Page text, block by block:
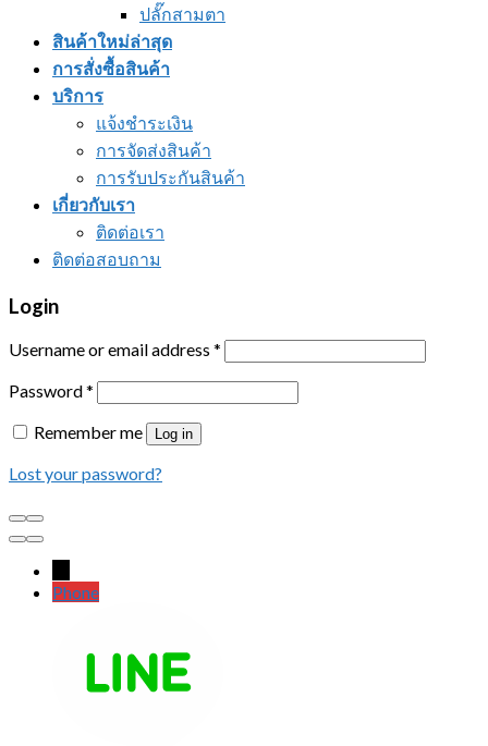
ปลั๊กสามตา
สินค้าใหม่ล่าสุด
การสั่งซื้อสินค้า
บริการ
แจ้งชำระเงิน
การจัดส่งสินค้า
การรับประกันสินค้า
เกี่ยวกับเรา
ติดต่อเรา
ติดต่อสอบถาม
Login
Username or email address *
Password*
Remember me
Log in
Lost your password?
Phone